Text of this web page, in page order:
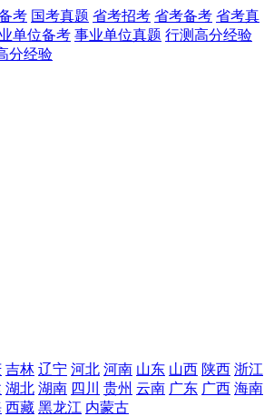
考 国考真题 省考招考 省考备考 省考真
单位备考 事业单位真题 行测高分经验
分经验
吉林 辽宁 河北 河南 山东 山西 陕西 浙江
湖北 湖南 四川 贵州 云南 广东 广西 海南
西藏 黑龙江 内蒙古